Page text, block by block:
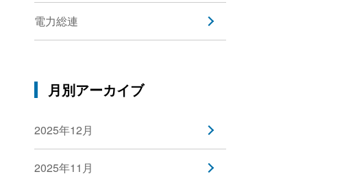
電力総連
月別アーカイブ
2025年12月
2025年11月